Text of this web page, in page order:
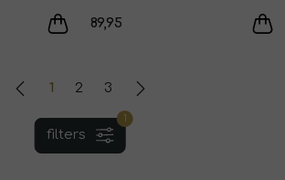
89,95
1 2 3
1
filters